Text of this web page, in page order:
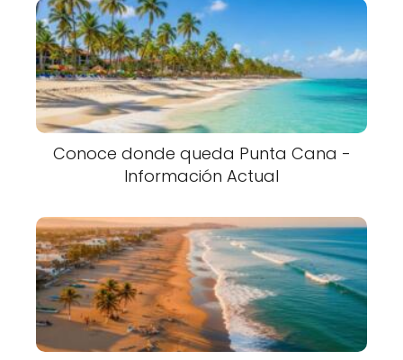
Conoce donde queda Punta Cana -
Información Actual